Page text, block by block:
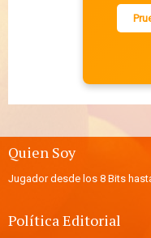
Quien Soy
Jugador desde los 8 Bits
Política Editorial